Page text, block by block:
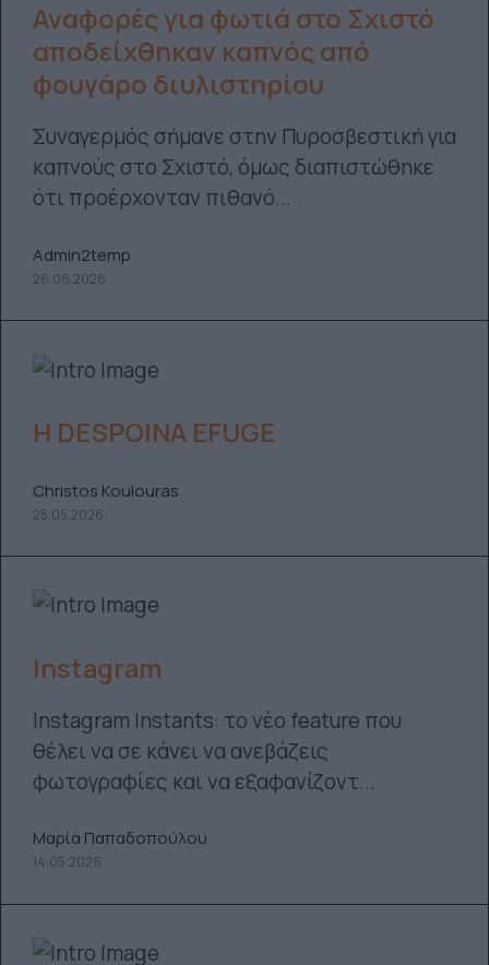
Αναφορές για φωτιά στο Σχιστό
αποδείχθηκαν καπνός από
φουγάρο διυλιστηρίου
Συναγερμός σήμανε στην Πυροσβεστική για
καπνούς στο Σχιστό, όμως διαπιστώθηκε
ότι προέρχονταν πιθανό...
Admin2temp
26.06.2026
H DESPOINA EFUGE
Christos Koulouras
25.05.2026
Instagram
Instagram Instants: το νέο feature που
θέλει να σε κάνει να ανεβάζεις
φωτογραφίες και να εξαφανίζοντ...
Μαρία Παπαδοπούλου
14.05.2026